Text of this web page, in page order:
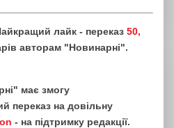
лайк - переказ 50,
авторам "Новинарні".
має змогу
переказ на довільну
- на підтримку редакції.